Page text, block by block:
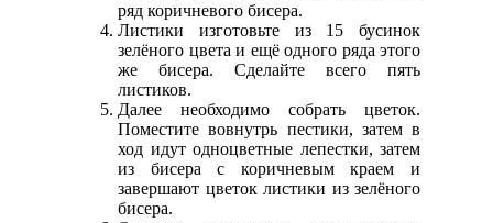
ряд коричневого бисера.
Листики изготовьте из 15 бусинок
зелёного цвета и ещё одного ряда этого
же бисера. Сделайте всего пять
листиков.
Далее необходимо собрать цветок.
Поместите вовнутрь пестики, затем в
ход идут одноцветные лепестки, затем
из бисера с коричневым краем и
завершают цветок листики из зелёного
бисера.